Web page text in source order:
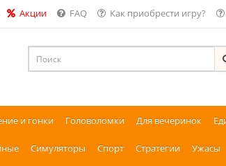
Акции FAQ Как приобрести игру?
и гонки Головоломки Для вечеринок
Симуляторы Спорт Стратегии Ужасы